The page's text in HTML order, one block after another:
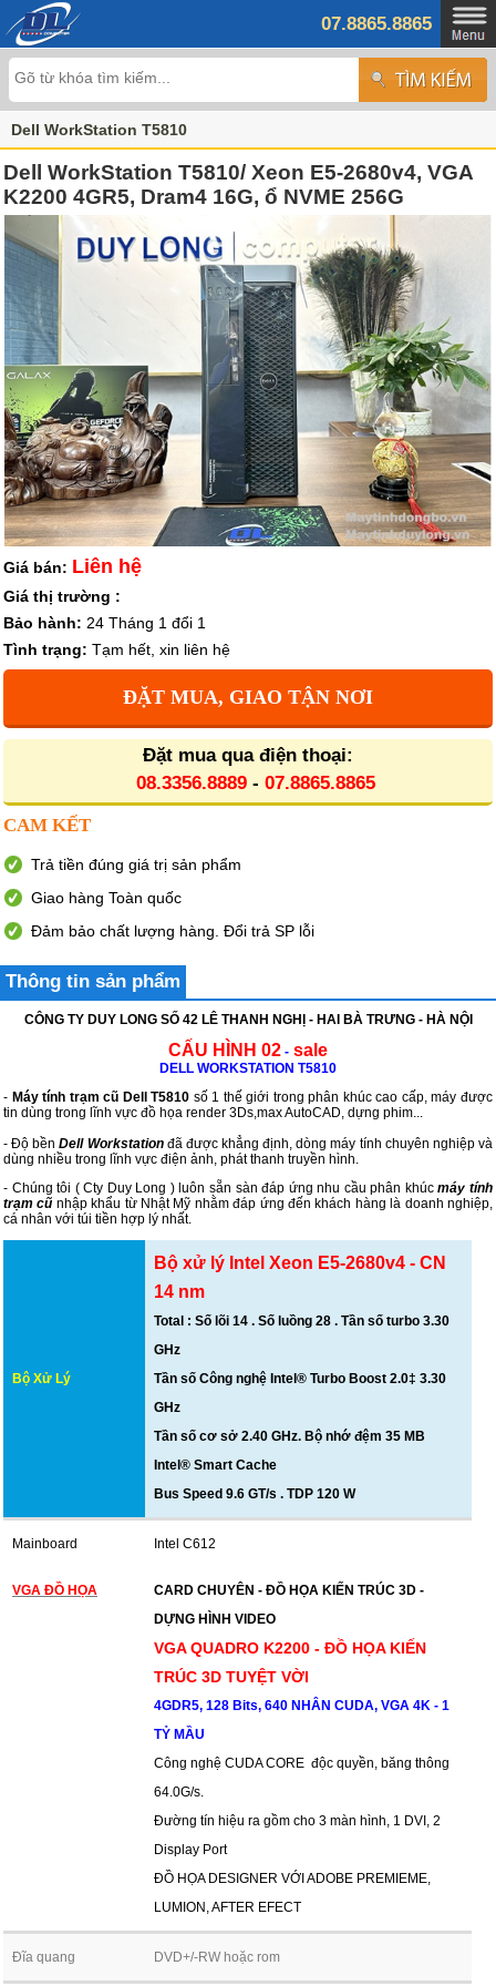
07.8865.8865
Dell WorkStation T5810
Dell WorkStation T5810/ Xeon E5-2680v4, VGA
K2200 4GR5, Dram4 16G, ổ NVME 256G
Giá bán: Liên hệ
Giá thị trường :
Bảo hành: 24 Tháng 1 đổi 1
Tình trạng: Tạm hết, xin liên hệ
ĐẶT MUA, GIAO TẬN NƠI
Đặt mua qua điện thoại:
08.3356.8889- 07.8865.8865
CAM KẾT
Trả tiền đúng giá trị sản phẩm
Giao hàng Toàn quốc
Đảm bảo chất lượng hàng. Đổi trả SP lỗi
Thông tin sản phẩm
CÔNG TY DUY LONG SỐ 42 LÊ THANH NGHỊ - HAI BÀ TRƯNG - HÀ NỘI
CẤU HÌNH 02 - sale
DELL WORKSTATION T5810
- Máy tính trạm cũ Dell T5810 số 1 thế giới trong phân khúc cao cấp, máy được
tin dùng trong lĩnh vực đồ họa render 3Ds,max AutoCAD, dựng phim...
- Độ bền Dell Workstation đã được khẳng định, dòng máy tính chuyên nghiệp và
dùng nhiều trong lĩnh vực điện ảnh, phát thanh truyền hình.
- Chúng tôi ( Cty Duy Long ) luôn sẵn sàn đáp ứng nhu cầu phân khúc máy tính
trạm cũ nhập khẩu từ Nhật Mỹ nhằm đáp ứng đến khách hàng là doanh nghiệp,
cá nhân với túi tiền hợp lý nhất.
Bộ Xử Lý
Bộ xử lý Intel Xeon E5-2680v4 - CN
14 nm
Total : Số lõi 14 . Số luồng 28 . Tần số turbo 3.30
GHz
Tần số Công nghệ Intel® Turbo Boost 2.0‡ 3.30
GHz
Tần số cơ sở 2.40 GHz. Bộ nhớ đệm 35 MB
Intel® Smart Cache
Bus Speed 9.6 GT/s . TDP 120 W
Mainboard Intel C612
VGA ĐỒ HỌA
CARD CHUYÊN - ĐỒ HỌA KIẾN TRÚC 3D -
DỰNG HÌNH VIDEO
VGA QUADRO K2200 - ĐỒ HỌA KIẾN
TRÚC 3D TUYỆT VỜI
4GDR5, 128 Bits, 640 NHÂN CUDA, VGA 4K - 1
TỶ MẦU
Công nghệ CUDA CORE độc quyền, băng thông
64.0G/s.
Đường tín hiệu ra gồm cho 3 màn hình, 1 DVI, 2
Display Port
ĐỒ HỌA DESIGNER VỚI ADOBE PREMIEME,
LUMION, AFTER EFECT
Đĩa quang DVD+/-RW hoặc rom